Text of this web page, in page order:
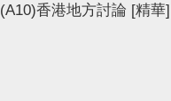
(A10)香港地方討論 [精華]